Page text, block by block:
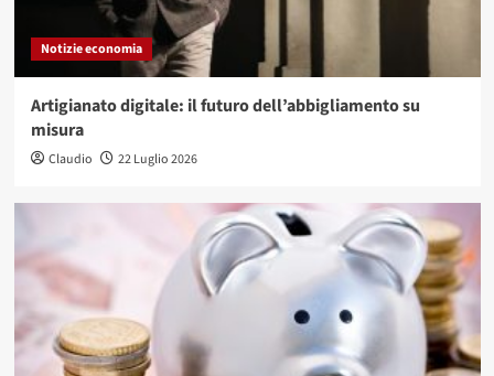
Notizie economia
Artigianato digitale: il futuro dell’abbigliamento su
misura
Claudio 22 Luglio 2026